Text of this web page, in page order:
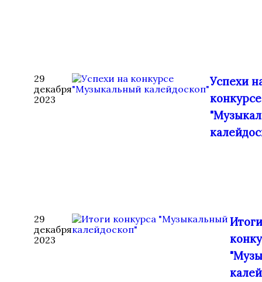
29
декабря
2023
Успехи
конкурсе
29
декабря
2023
Итоги